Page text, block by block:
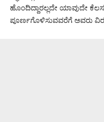
ಹೊಂದಿದ್ದಾರಲ್ಲದೇ ಯಾವುದೇ
ಪೂರ್ಣಗೊಳಿಸುವವರೆಗೆ ಅವರು